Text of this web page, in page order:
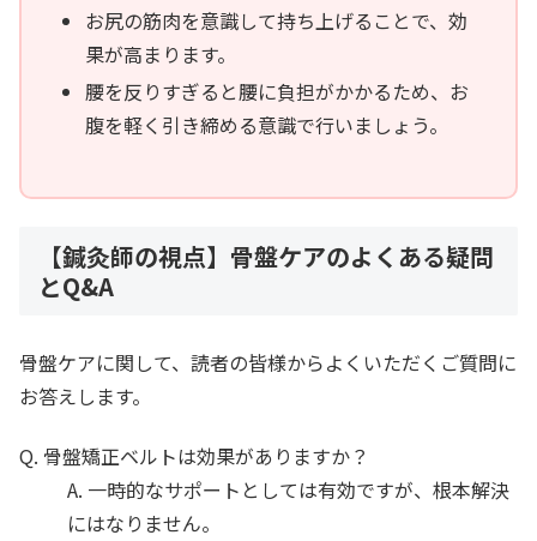
お尻の筋肉を意識して持ち上げることで、効
果が高まります。
腰を反りすぎると腰に負担がかかるため、お
腹を軽く引き締める意識で行いましょう。
【鍼灸師の視点】骨盤ケアのよくある疑問
とQ&A
骨盤ケアに関して、読者の皆様からよくいただくご質問に
お答えします。
Q. 骨盤矯正ベルトは効果がありますか？
A. 一時的なサポートとしては有効ですが、根本解決
にはなりません。